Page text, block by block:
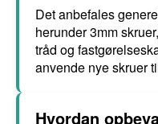
Det anbefales
herunder 3mm
tråd og
anvende nye skruer
Hvordan